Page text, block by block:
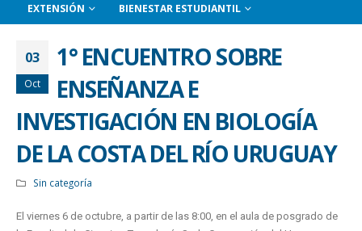
EXTENSIÓN BIENESTAR ESTUDIANTIL
03
Oct
1° ENCUENTRO SOBRE
ENSEÑANZA E
INVESTIGACIÓN EN BIOLOGÍA
DE LA COSTA DEL RÍO URUGUAY
Sin categoría
El viernes 6 de octubre, a partir de las 8:00, en el aula de posgrado de